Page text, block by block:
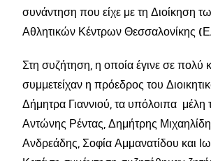
συνάντηση που είχε με τη Διοίκηση
Αθλητικών Κέντρων Θεσσαλονίκης
Στη συζήτηση, η οποία έγινε σε πολύ
συμμετείχαν η πρόεδρος του
Δήμητρα Γιαννιού, τα υπόλοιπα μέλη
Αντώνης Ρέντας, Δημήτρης
Ανδρεάδης, Σοφία Αμμανατίδου και